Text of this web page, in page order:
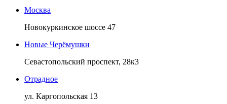
Москва
Новокуркинское шоссе 47
Новые Черёмушки
Севастопольский проспект, 28к3
Отрадное
ул. Каргопольская 13